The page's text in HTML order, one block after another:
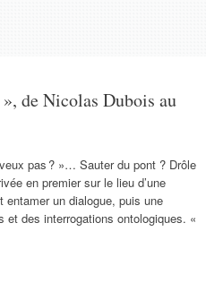
de Nicolas Dubois au
pas ? »… Sauter du pont ? Drôle
en premier sur le lieu d’une
un dialogue, puis une
des interrogations ontologiques. «